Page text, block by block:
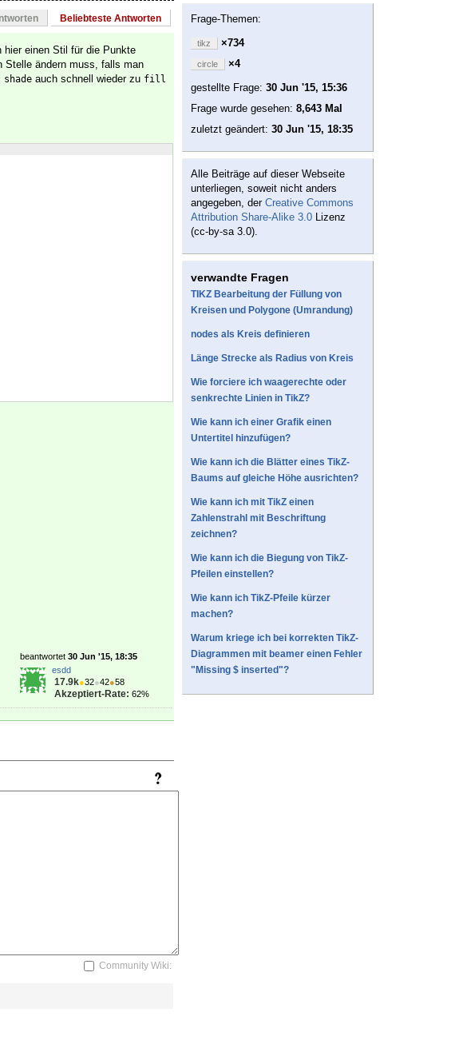
Beliebteste Antworten
hier einen Stil für die Punkte
Stelle ändern muss, falls man
shade auch schnell wieder zu fill
beantwortet 30 Jun '15, 18:35
esdd
17.9k●32●42●58
Akzeptiert-Rate: 62%
Community Wiki:
Frage-Themen:
tikz ×734
circle
×4
gestellte Frage: 30 Jun '15, 15:36
Frage wurde gesehen: 8,643 Mal
zuletzt geändert: 30 Jun '15, 18:35
Alle Beiträge auf dieser Webseite
unterliegen, soweit nicht anders
angegeben, der Creative Commons
Attribution Share-Alike 3.0 Lizenz
(cc-by-sa 3.0).
verwandte Fragen
TIKZ Bearbeitung der Füllung von
Kreisen und Polygone (Umrandung)
nodes als Kreis definieren
Länge Strecke als Radius von Kreis
Wie forciere ich waagerechte oder
senkrechte Linien in TikZ?
Wie kann ich einer Grafik einen
Untertitel hinzufügen?
Wie kann ich die Blätter eines TikZ-
Baums auf gleiche Höhe ausrichten?
Wie kann ich mit TikZ einen
Zahlenstrahl mit Beschriftung
zeichnen?
Wie kann ich die Biegung von TikZ-
Pfeilen einstellen?
Wie kann ich TikZ-Pfeile kürzer
machen?
Warum kriege ich bei korrekten TikZ-
Diagrammen mit beamer einen Fehler
"Missing $ inserted"?